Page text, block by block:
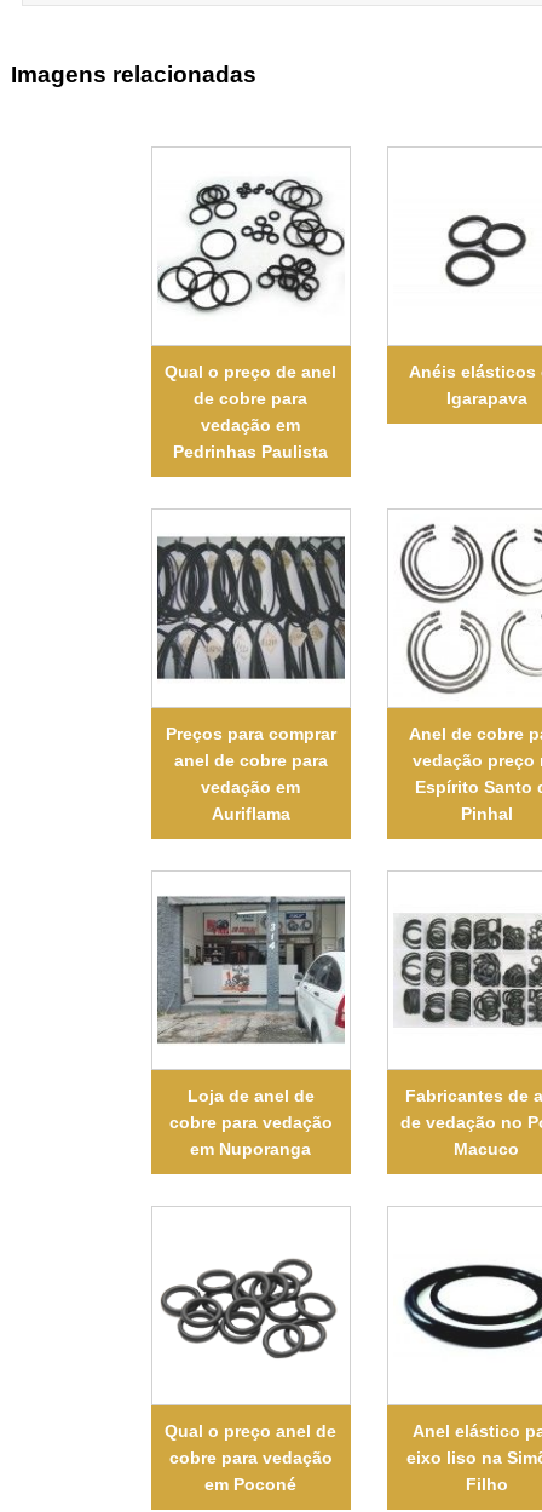
Imagens relacionadas
Qual o preço de anel
de cobre para
vedação em
Pedrinhas Paulista
Anéis elásticos
Igarapava
Preços para comprar
anel de cobre para
vedação em
Auriflama
Anel de cobre
vedação preço
Espírito Santo
Pinhal
Loja de anel de
cobre para vedação
em Nuporanga
Fabricantes de
de vedação no
Macuco
Qual o preço anel de
cobre para vedação
em Poconé
Anel elástico
eixo liso na
Filho